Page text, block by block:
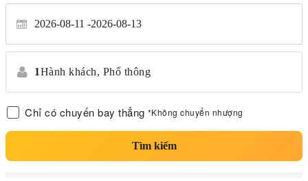
2026-08-11 2026-08-13
1Hành khách, Phổ thông
Chỉ có chuyến bay thẳng *Không chuyển nhượng
Tìm kiếm